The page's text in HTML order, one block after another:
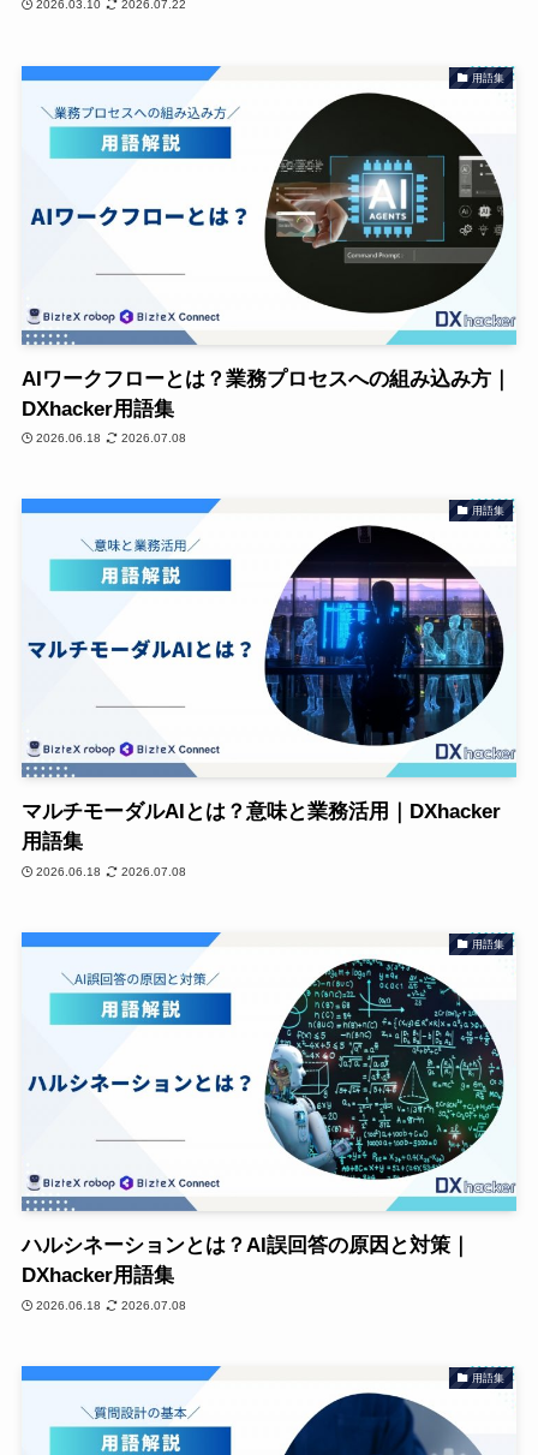
2026.03.10 2026.07.22
用語集
AIワークフローとは？業務プロセスへの組み込み方｜
DXhacker用語集
2026.06.18 2026.07.08
用語集
マルチモーダルAIとは？意味と業務活用｜DXhacker
用語集
2026.06.18 2026.07.08
用語集
ハルシネーションとは？AI誤回答の原因と対策｜
DXhacker用語集
2026.06.18 2026.07.08
用語集